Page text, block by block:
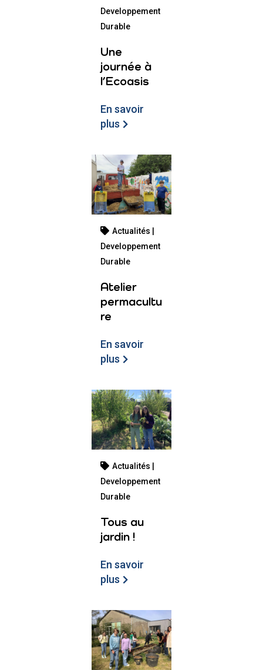
Developpement
Durable
Une
journée à
l’Ecoasis
En savoir
plus
Actualités |
Developpement
Durable
Atelier
permacultu
re
En savoir
plus
Actualités |
Developpement
Durable
Tous au
jardin !
En savoir
plus